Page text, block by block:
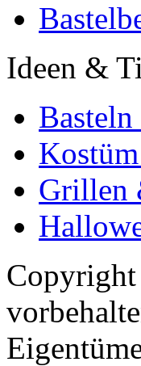
Ideen &
Basteln
Grillen